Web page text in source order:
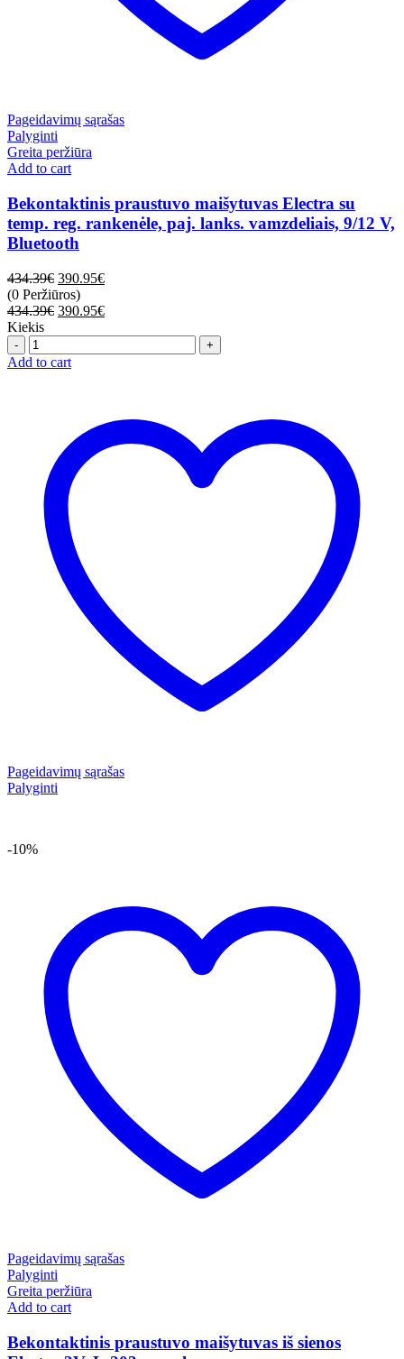
Pageidavimų sąrašas
Palyginti
Greita peržiūra
Add to cart
Bekontaktinis praustuvo maišytuvas Electra su
temp. reg. rankenėle, paj. lanks. vamzdeliais, 9/12 V,
Bluetooth
434.39€ 390.95€
(0 Peržiūros)
434.39€ 390.95€
Kiekis
Quantity
Add to cart
Pageidavimų sąrašas
Palyginti
-10%
Pageidavimų sąrašas
Palyginti
Greita peržiūra
Add to cart
Bekontaktinis praustuvo maišytuvas iš sienos